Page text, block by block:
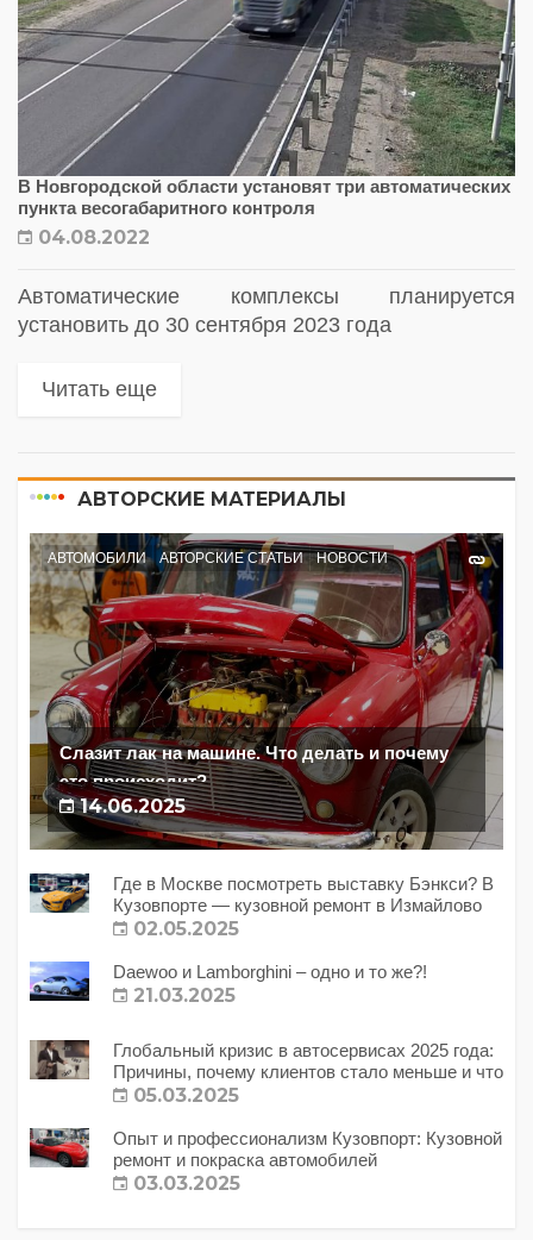
В Новгородской области установят три автоматических
пункта весогабаритного контроля
04.08.2022
Автоматические комплексы планируется
установить до 30 сентября 2023 года
Читать еще
АВТОРСКИЕ МАТЕРИАЛЫ
АВТОМОБИЛИ АВТОРСКИЕ СТАТЬИ НОВОСТИ
Слазит лак на машине. Что делать и почему
это происходит?
14.06.2025
Где в Москве посмотреть выставку Бэнкси? В
Кузовпорте — кузовной ремонт в Измайлово
02.05.2025
Daewoo и Lamborghini – одно и то же?!
21.03.2025
Глобальный кризис в автосервисах 2025 года:
Причины, почему клиентов стало меньше и что
с этим делать?
05.03.2025
Опыт и профессионализм Кузовпорт: Кузовной
ремонт и покраска автомобилей
03.03.2025